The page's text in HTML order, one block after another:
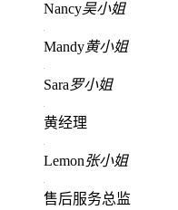
Nancy吴小姐
Mandy黄小姐
Sara罗小姐
黄经理
Lemon张小姐
售后服务总监